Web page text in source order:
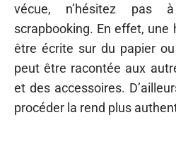
vécue, n’hésitez pas
scrapbooking. En effet, une
être écrite sur du papier
peut être racontée aux
et des accessoires.
procéder la rend plus